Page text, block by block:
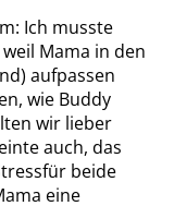
Ich musste
Mama in den
aufpassen
wie Buddy
wir lieber
auch, das
beide
eine